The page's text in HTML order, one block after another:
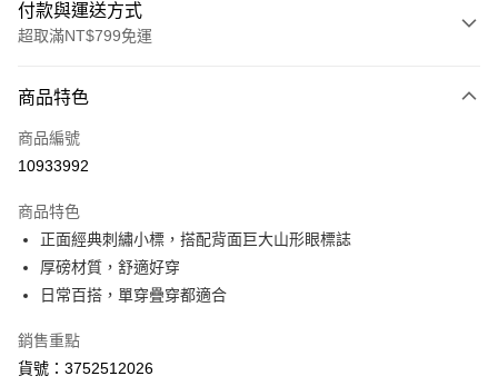
付款與運送方式
超取滿NT$799免運
信用卡一次付款
超商取貨付款
Apple Pay
街口支付
ATM付款
商品特色
商品編號
10933992
商品特色
正面經典刺繡小標，搭配背面巨大山形眼標誌
厚磅材質，舒適好穿
日常百搭，單穿疊穿都適合
銷售重點
貨號：3752512026